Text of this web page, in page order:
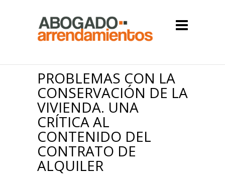
PROBLEMAS CON LA
CONSERVACIÓN DE LA
VIVIENDA. UNA
CRÍTICA AL
CONTENIDO DEL
CONTRATO DE
ALQUILER